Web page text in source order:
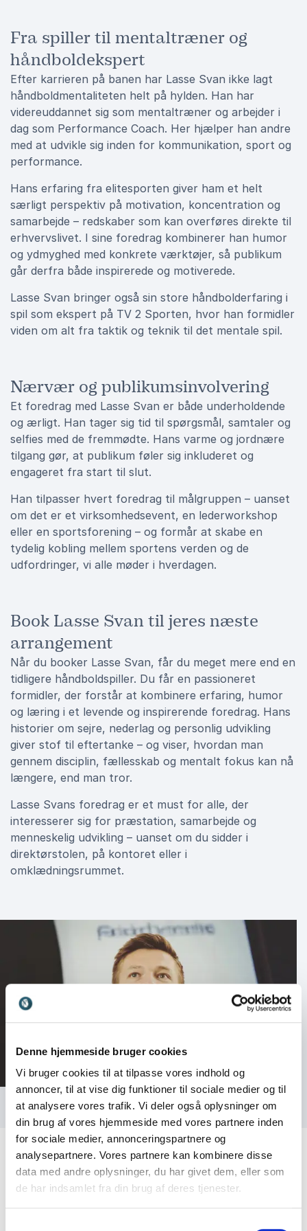
Denne hjemmeside bruger cookies
Vi bruger cookies til at tilpasse vores indhold og
annoncer, til at vise dig funktioner til sociale medier og til
at analysere vores trafik. Vi deler også oplysninger om
din brug af vores hjemmeside med vores partnere inden
for sociale medier, annonceringspartnere og
analysepartnere. Vores partnere kan kombinere disse
data med andre oplysninger, du har givet dem, eller som
de har indsamlet fra din brug af deres tjenester.
Fra spiller til mentaltræner og
håndboldekspert
Efter karrieren på banen har Lasse Svan ikke lagt
håndboldmentaliteten helt på hylden. Han har
videreuddannet sig som mentaltræner og arbejder i
dag som Performance Coach. Her hjælper han andre
med at udvikle sig inden for kommunikation, sport og
performance.
Hans erfaring fra elitesporten giver ham et helt
særligt perspektiv på motivation, koncentration og
samarbejde – redskaber som kan overføres direkte til
erhvervslivet. I sine foredrag kombinerer han humor
og ydmyghed med konkrete værktøjer, så publikum
går derfra både inspirerede og motiverede.
Lasse Svan bringer også sin store håndbolderfaring i
spil som ekspert på TV 2 Sporten, hvor han formidler
viden om alt fra taktik og teknik til det mentale spil.
Nærvær og publikumsinvolvering
Et foredrag med Lasse Svan er både underholdende
og ærligt. Han tager sig tid til spørgsmål, samtaler og
selfies med de fremmødte. Hans varme og jordnære
tilgang gør, at publikum føler sig inkluderet og
engageret fra start til slut.
Han tilpasser hvert foredrag til målgruppen – uanset
om det er et virksomhedsevent, en lederworkshop
eller en sportsforening – og formår at skabe en
tydelig kobling mellem sportens verden og de
udfordringer, vi alle møder i hverdagen.
Book Lasse Svan til jeres næste
arrangement
Når du booker Lasse Svan, får du meget mere end en
tidligere håndboldspiller. Du får en passioneret
formidler, der forstår at kombinere erfaring, humor
og læring i et levende og inspirerende foredrag. Hans
historier om sejre, nederlag og personlig udvikling
giver stof til eftertanke – og viser, hvordan man
gennem disciplin, fællesskab og mentalt fokus kan nå
længere, end man tror.
Lasse Svans foredrag er et must for alle, der
interesserer sig for præstation, samarbejde og
menneskelig udvikling – uanset om du sidder i
direktørstolen, på kontoret eller i
omklædningsrummet.